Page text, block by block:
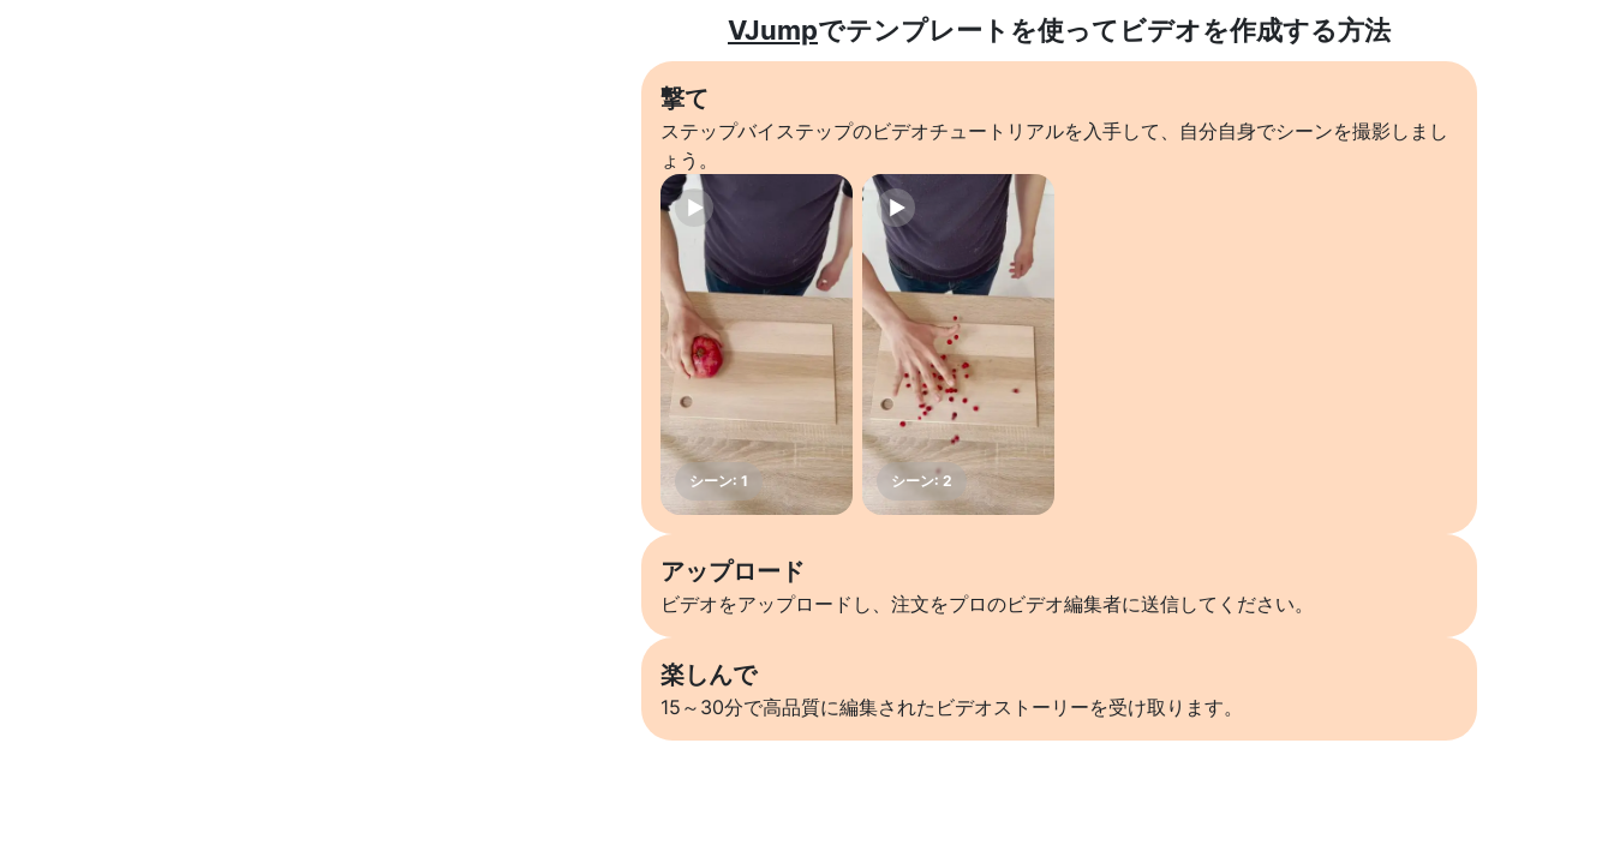
VJumpでテンプレートを使ってビデオを作成する方法
撃て
ステップバイステップのビデオチュートリアルを入手して、自分自身でシーンを撮影しまし
ょう。
アップロード
ビデオをアップロードし、注文をプロのビデオ編集者に送信してください。
楽しんで
15～30分で高品質に編集されたビデオストーリーを受け取ります。